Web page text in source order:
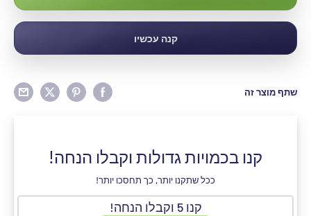
קנה עכשיו
שתף מוצר זה
קנו בכמויות גדולות וקבלו הנחה!
ככל שתקנו יותר, כך תחסכו יותר!
קנו 5 וקבלו הנחה!